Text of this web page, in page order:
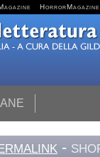
HorrorMagazine
-